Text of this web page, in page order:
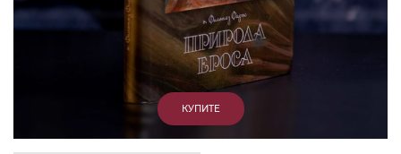
Eпископ Западноамерички Г. Максим у посети
Призрену
Eпархија Рашко-призренска осуђује физички напад на
Србина у Сувом Долу и апелује на КФОР и ЕУЛЕКС да
обезбеде сигурност за све грађане